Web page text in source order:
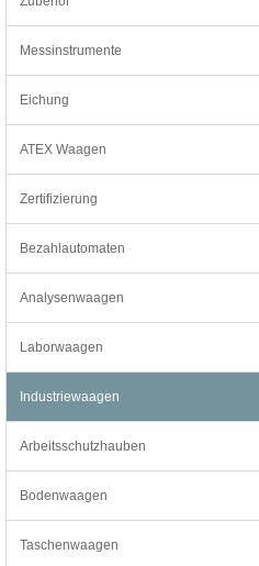
Messinstrumente
Eichung
ATEX Waagen
Zertifizierung
Bezahlautomaten
Analysenwaagen
Laborwaagen
Industriewaagen
Arbeitsschutzhauben
Bodenwaagen
Taschenwaagen